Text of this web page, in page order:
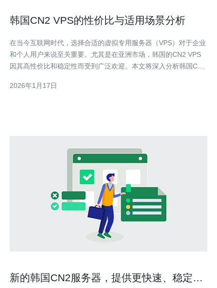
韩国CN2 VPS的性价比与适用场景分析
在当今互联网时代，选择合适的虚拟专用服务器（VPS）对于企业
和个人用户来说至关重要。尤其是在亚洲市场，韩国的CN2 VPS
因其高性价比和稳定性而受到广泛欢迎。本文将深入分析韩国CN2
了解什么是CN2网络是非常重要的。CN2是中国电信的下一代互联
2026年1月17日
新的韩国CN2服务器，提供更快速、稳定的